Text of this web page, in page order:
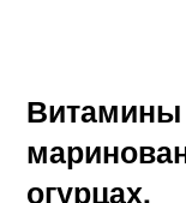
огурцах.